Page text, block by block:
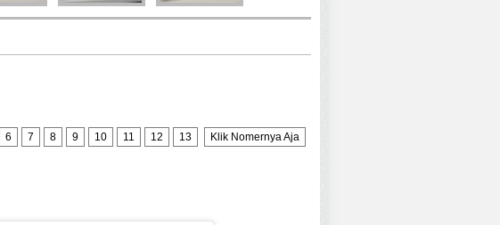
6 7 8 9 10 11 12 13 Klik Nomernya Aja